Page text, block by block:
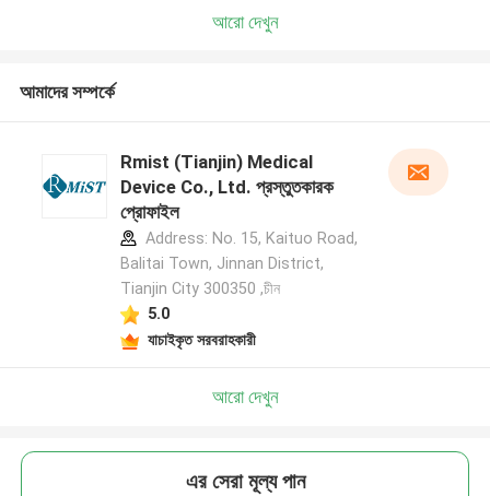
আরো দেখুন
আমাদের সম্পর্কে
Rmist (Tianjin) Medical
Device Co., Ltd. প্রস্তুতকারক
প্রোফাইল
Address: No. 15, Kaituo Road,
Balitai Town, Jinnan District,
Tianjin City 300350 ,চীন
5.0
যাচাইকৃত সরবরাহকারী
আরো দেখুন
এর সেরা মূল্য পান